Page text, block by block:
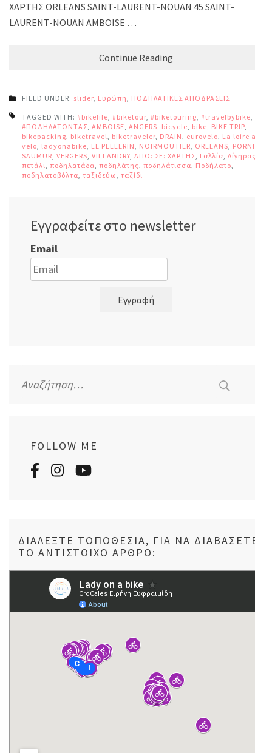
ΧΑΡΤΗΣ ORLEANS SAINT-LAURENT-NOUAN 45 SAINT-
LAURENT-NOUAN AMBOISE …
Continue Reading
FILED UNDER: slider, Ευρώπη, ΠΟΔΗΛΑΤΙΚΕΣ ΑΠΟΔΡΑΣΕΙΣ
TAGGED WITH: #bikelife, #biketour, #biketouring, #travelbybike,
#ΠΟΔΗΛΑΤΟΝΤΑΣ, AMBOISE, ANGERS, bicycle, bike, BIKE TRIP,
bikepacking, biketravel, biketraveler, DRAIN, eurovelo, La loire a
velo, ladyonabike, LE PELLERIN, NOIRMOUTIER, ORLEANS, PORNIC
SAUMUR, VERGERS, VILLANDRY, ΑΠΟ: ΣΕ: ΧΑΡΤΗΣ, Γαλλία, Λίγηρας
πετάλι, ποδηλατάδα, ποδηλάτης, ποδηλάτισσα, Ποδήλατο,
ποδηλατοβόλτα, ταξιδεύω, ταξίδι
Εγγραφείτε στο newsletter
Email
Εγγραφή
για:
FOLLOW ME
ΔΙΑΛΈΞΤΕ ΤΟΠΟΘΕΣΊΑ, ΓΙΑ ΝΑ ΔΙΑΒΆΣΕΤΕ
ΤΟ ΑΝΤΊΣΤΟΙΧΟ ΆΡΘΡΟ: